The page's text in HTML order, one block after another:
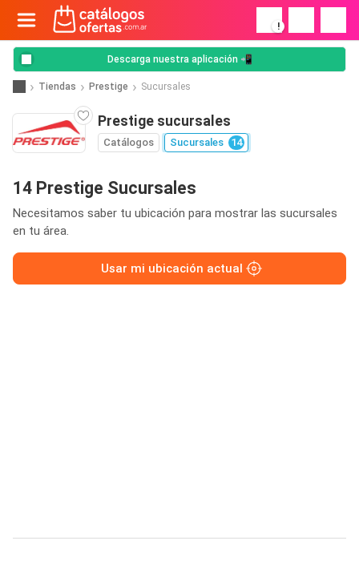
!
Descarga nuestra aplicación 📲
Tiendas Prestige Sucursales
Prestige sucursales
Catálogos Sucursales 14
14 Prestige Sucursales
Necesitamos saber tu ubicación para mostrar las sucursales
en tu área.
Usar mi ubicación actual